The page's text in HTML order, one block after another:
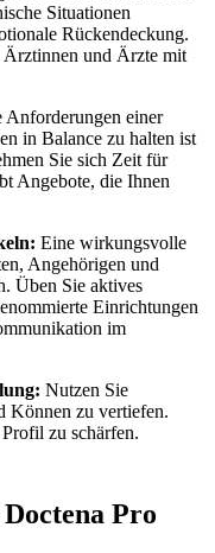
Situationen
Rückendeckung.
und Ärzte mit
Anforderungen einer
in Balance zu halten ist
Sie sich Zeit für
Angebote, die Ihnen
Eine wirkungsvolle
Angehörigen und
Üben Sie aktives
Einrichtungen
im
Nutzen Sie
Können zu vertiefen.
zu schärfen.
Pro